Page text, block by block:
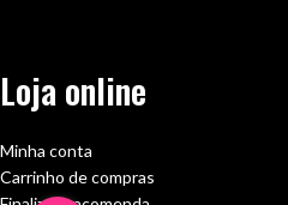
Loja online
Minha conta
Carrinho de compras